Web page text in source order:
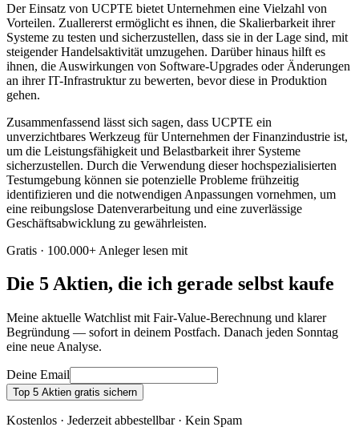
Der Einsatz von UCPTE bietet Unternehmen eine Vielzahl von
Vorteilen. Zuallererst ermöglicht es ihnen, die Skalierbarkeit ihrer
Systeme zu testen und sicherzustellen, dass sie in der Lage sind, mit
steigender Handelsaktivität umzugehen. Darüber hinaus hilft es
ihnen, die Auswirkungen von Software-Upgrades oder Änderungen
an ihrer IT-Infrastruktur zu bewerten, bevor diese in Produktion
gehen.
Zusammenfassend lässt sich sagen, dass UCPTE ein
unverzichtbares Werkzeug für Unternehmen der Finanzindustrie ist,
um die Leistungsfähigkeit und Belastbarkeit ihrer Systeme
sicherzustellen. Durch die Verwendung dieser hochspezialisierten
Testumgebung können sie potenzielle Probleme frühzeitig
identifizieren und die notwendigen Anpassungen vornehmen, um
eine reibungslose Datenverarbeitung und eine zuverlässige
Geschäftsabwicklung zu gewährleisten.
Gratis · 100.000+ Anleger lesen mit
Die 5 Aktien, die ich gerade selbst kaufe
Meine aktuelle Watchlist mit Fair-Value-Berechnung und klarer
Begründung — sofort in deinem Postfach. Danach jeden Sonntag
eine neue Analyse.
Deine Email
Top 5 Aktien gratis sichern
Kostenlos · Jederzeit abbestellbar · Kein Spam